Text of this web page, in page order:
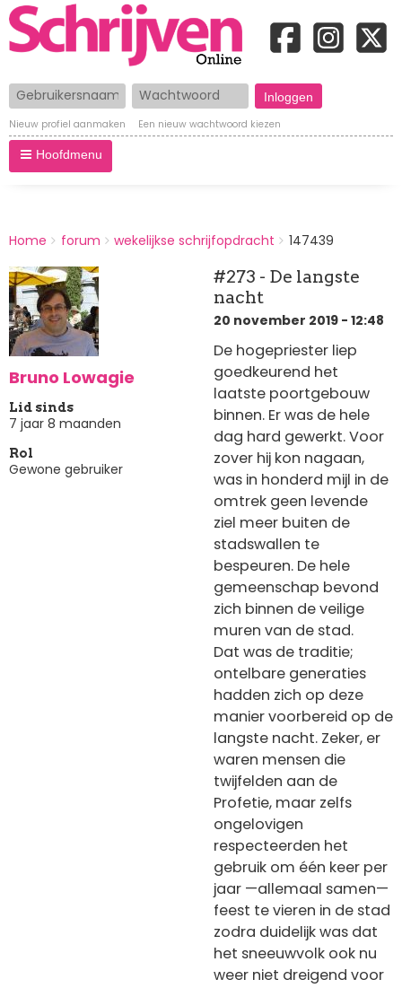
Gebruikersnaam Wachtwoord
Nieuw profiel aanmaken Een nieuw wachtwoord kiezen
Hoofdmenu
BREADCRUMBS
You
here:
Home forum wekelijkse schrijfopdracht 147439
Bruno Lowagie
Lid sinds
7 jaar 8 maanden
Rol
Gewone gebruiker
#273 - De langste
nacht
20 november 2019 - 12:48
De hogepriester liep
goedkeurend het
laatste poortgebouw
binnen. Er was de hele
dag hard gewerkt. Voor
zover hij kon nagaan,
was in honderd mijl in de
omtrek geen levende
ziel meer buiten de
stadswallen te
bespeuren. De hele
gemeenschap bevond
zich binnen de veilige
muren van de stad.
Dat was de traditie;
ontelbare generaties
hadden zich op deze
manier voorbereid op de
langste nacht. Zeker, er
waren mensen die
twijfelden aan de
Profetie, maar zelfs
ongelovigen
respecteerden het
gebruik om één keer per
jaar —allemaal samen—
feest te vieren in de stad
zodra duidelijk was dat
het sneeuwvolk ook nu
weer niet dreigend voor